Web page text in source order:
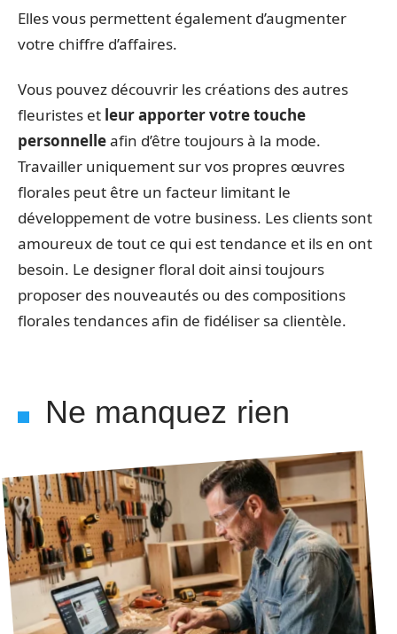
Elles vous permettent également d’augmenter
votre chiffre d’affaires.
Vous pouvez découvrir les créations des autres
fleuristes et leur apporter votre touche
personnelleafin d’être toujours à la mode.
Travailler uniquement sur vos propres œuvres
florales peut être un facteur limitant le
développement de votre business. Les clients sont
amoureux de tout ce qui est tendance et ils en ont
besoin. Le designer floral doit ainsi toujours
proposer des nouveautés ou des compositions
florales tendances afin de fidéliser sa clientèle.
Ne manquez rien